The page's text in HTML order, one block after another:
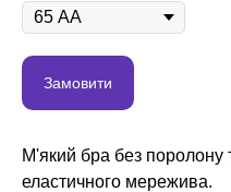
Замовити
М'який бра без поролону
еластичного мережива.